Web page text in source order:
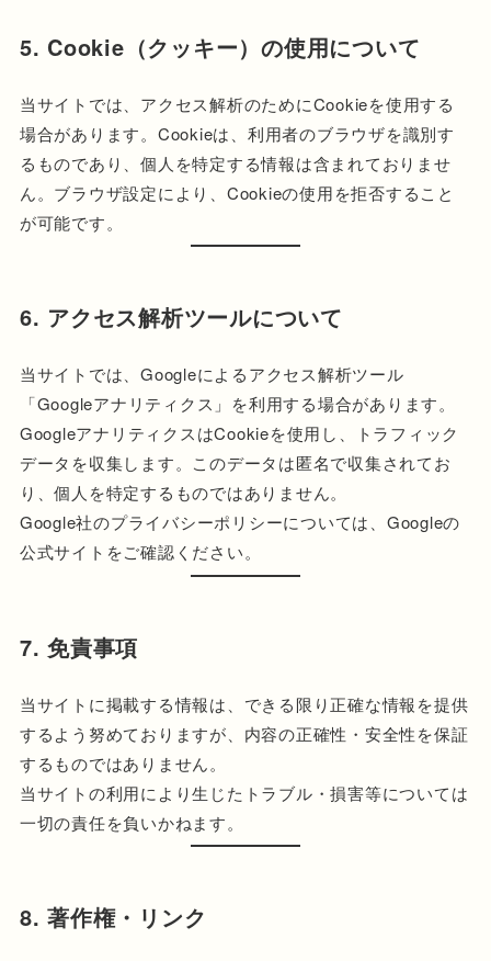
5. Cookie（クッキー）の使用について
当サイトでは、アクセス解析のためにCookieを使用する
場合があります。Cookieは、利用者のブラウザを識別す
るものであり、個人を特定する情報は含まれておりませ
ん。ブラウザ設定により、Cookieの使用を拒否すること
が可能です。
6. アクセス解析ツールについて
当サイトでは、Googleによるアクセス解析ツール
「Googleアナリティクス」を利用する場合があります。
GoogleアナリティクスはCookieを使用し、トラフィック
データを収集します。このデータは匿名で収集されてお
り、個人を特定するものではありません。
Google社のプライバシーポリシーについては、Googleの
公式サイトをご確認ください。
7. 免責事項
当サイトに掲載する情報は、できる限り正確な情報を提供
するよう努めておりますが、内容の正確性・安全性を保証
するものではありません。
当サイトの利用により生じたトラブル・損害等については
一切の責任を負いかねます。
8. 著作権・リンク